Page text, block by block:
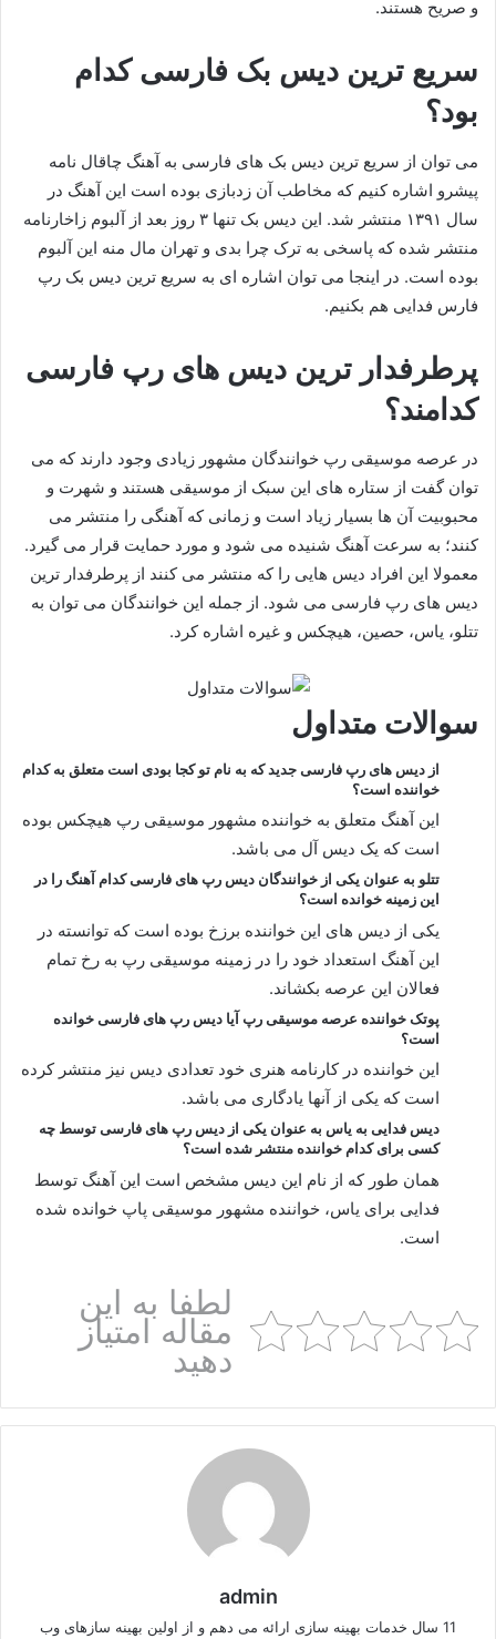
و صریح هستند.
سریع ترین دیس بک فارسی کدام
بود؟
می توان از سریع ترین دیس بک های فارسی به آهنگ چاقال نامه
پیشرو اشاره کنیم که مخاطب آن زدبازی بوده است این آهنگ در
سال ۱۳۹۱ منتشر شد. این دیس بک تنها ۳ روز بعد از آلبوم زاخارنامه
منتشر شده که پاسخی به ترک چرا بدی و تهران مال منه این آلبوم
بوده است. در اینجا می توان اشاره ای به سریع ترین دیس بک رپ
فارس فدایی هم بکنیم.
پرطرفدار ترین دیس های رپ فارسی
کدامند؟
در عرصه موسیقی رپ خوانندگان مشهور زیادی وجود دارند که می
توان گفت از ستاره های این سبک از موسیقی هستند و شهرت و
محبوبیت آن ها بسیار زیاد است و زمانی که آهنگی را منتشر می
کنند؛ به سرعت آهنگ شنیده می شود و مورد حمایت قرار می گیرد.
معمولا این افراد دیس هایی را که منتشر می کنند از پرطرفدار ترین
دیس های رپ فارسی می شود. از جمله این خوانندگان می توان به
تتلو، یاس، حصین، هیچکس و غیره اشاره کرد.
سوالات متداول
از دیس های رپ فارسی جدید که به نام تو کجا بودی است متعلق به کدام
خواننده است؟
این آهنگ متعلق به خواننده مشهور موسیقی رپ هیچکس بوده
است که یک دیس آل می باشد.
تتلو به عنوان یکی از خوانندگان دیس رپ های فارسی کدام آهنگ را در
این زمینه خوانده است؟
یکی از دیس های این خواننده برزخ بوده است که توانسته در
این آهنگ استعداد خود را در زمینه موسیقی رپ به رخ تمام
فعالان این عرصه بکشاند.
پوتک خواننده عرصه موسیقی رپ آیا دیس رپ های فارسی خوانده
است؟
این خواننده در کارنامه هنری خود تعدادی دیس نیز منتشر کرده
است که یکی از آنها یادگاری می باشد.
دیس فدایی به یاس به عنوان یکی از دیس رپ های فارسی توسط چه
کسی برای کدام خواننده منتشر شده است؟
همان طور که از نام این دیس مشخص است این آهنگ توسط
فدایی برای یاس، خواننده مشهور موسیقی پاپ خوانده شده
است.
لطفا به این
مقاله امتیاز
دهید
admin
11 سال خدمات بهینه سازی ارائه می دهم و از اولین بهینه سازهای وب